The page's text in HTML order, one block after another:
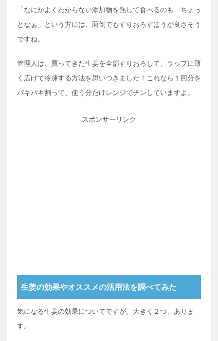
「なにかよくわからない添加物を熱して食べるのも…ちょっ
となぁ」という方には、面倒でもすりおろすほうが良さそう
ですね。
管理人は、買ってきた生姜を全部すりおろして、ラップに薄
く広げて冷凍する方法を思いつきました！これなら１回分を
パキパキ割って、使う分だけレンジでチンしていますよ。
スポンサーリンク
生姜の効果やオススメの活用法を調べてみた
気になる生姜の効果についてですが、大きく２つ、ありま
す。